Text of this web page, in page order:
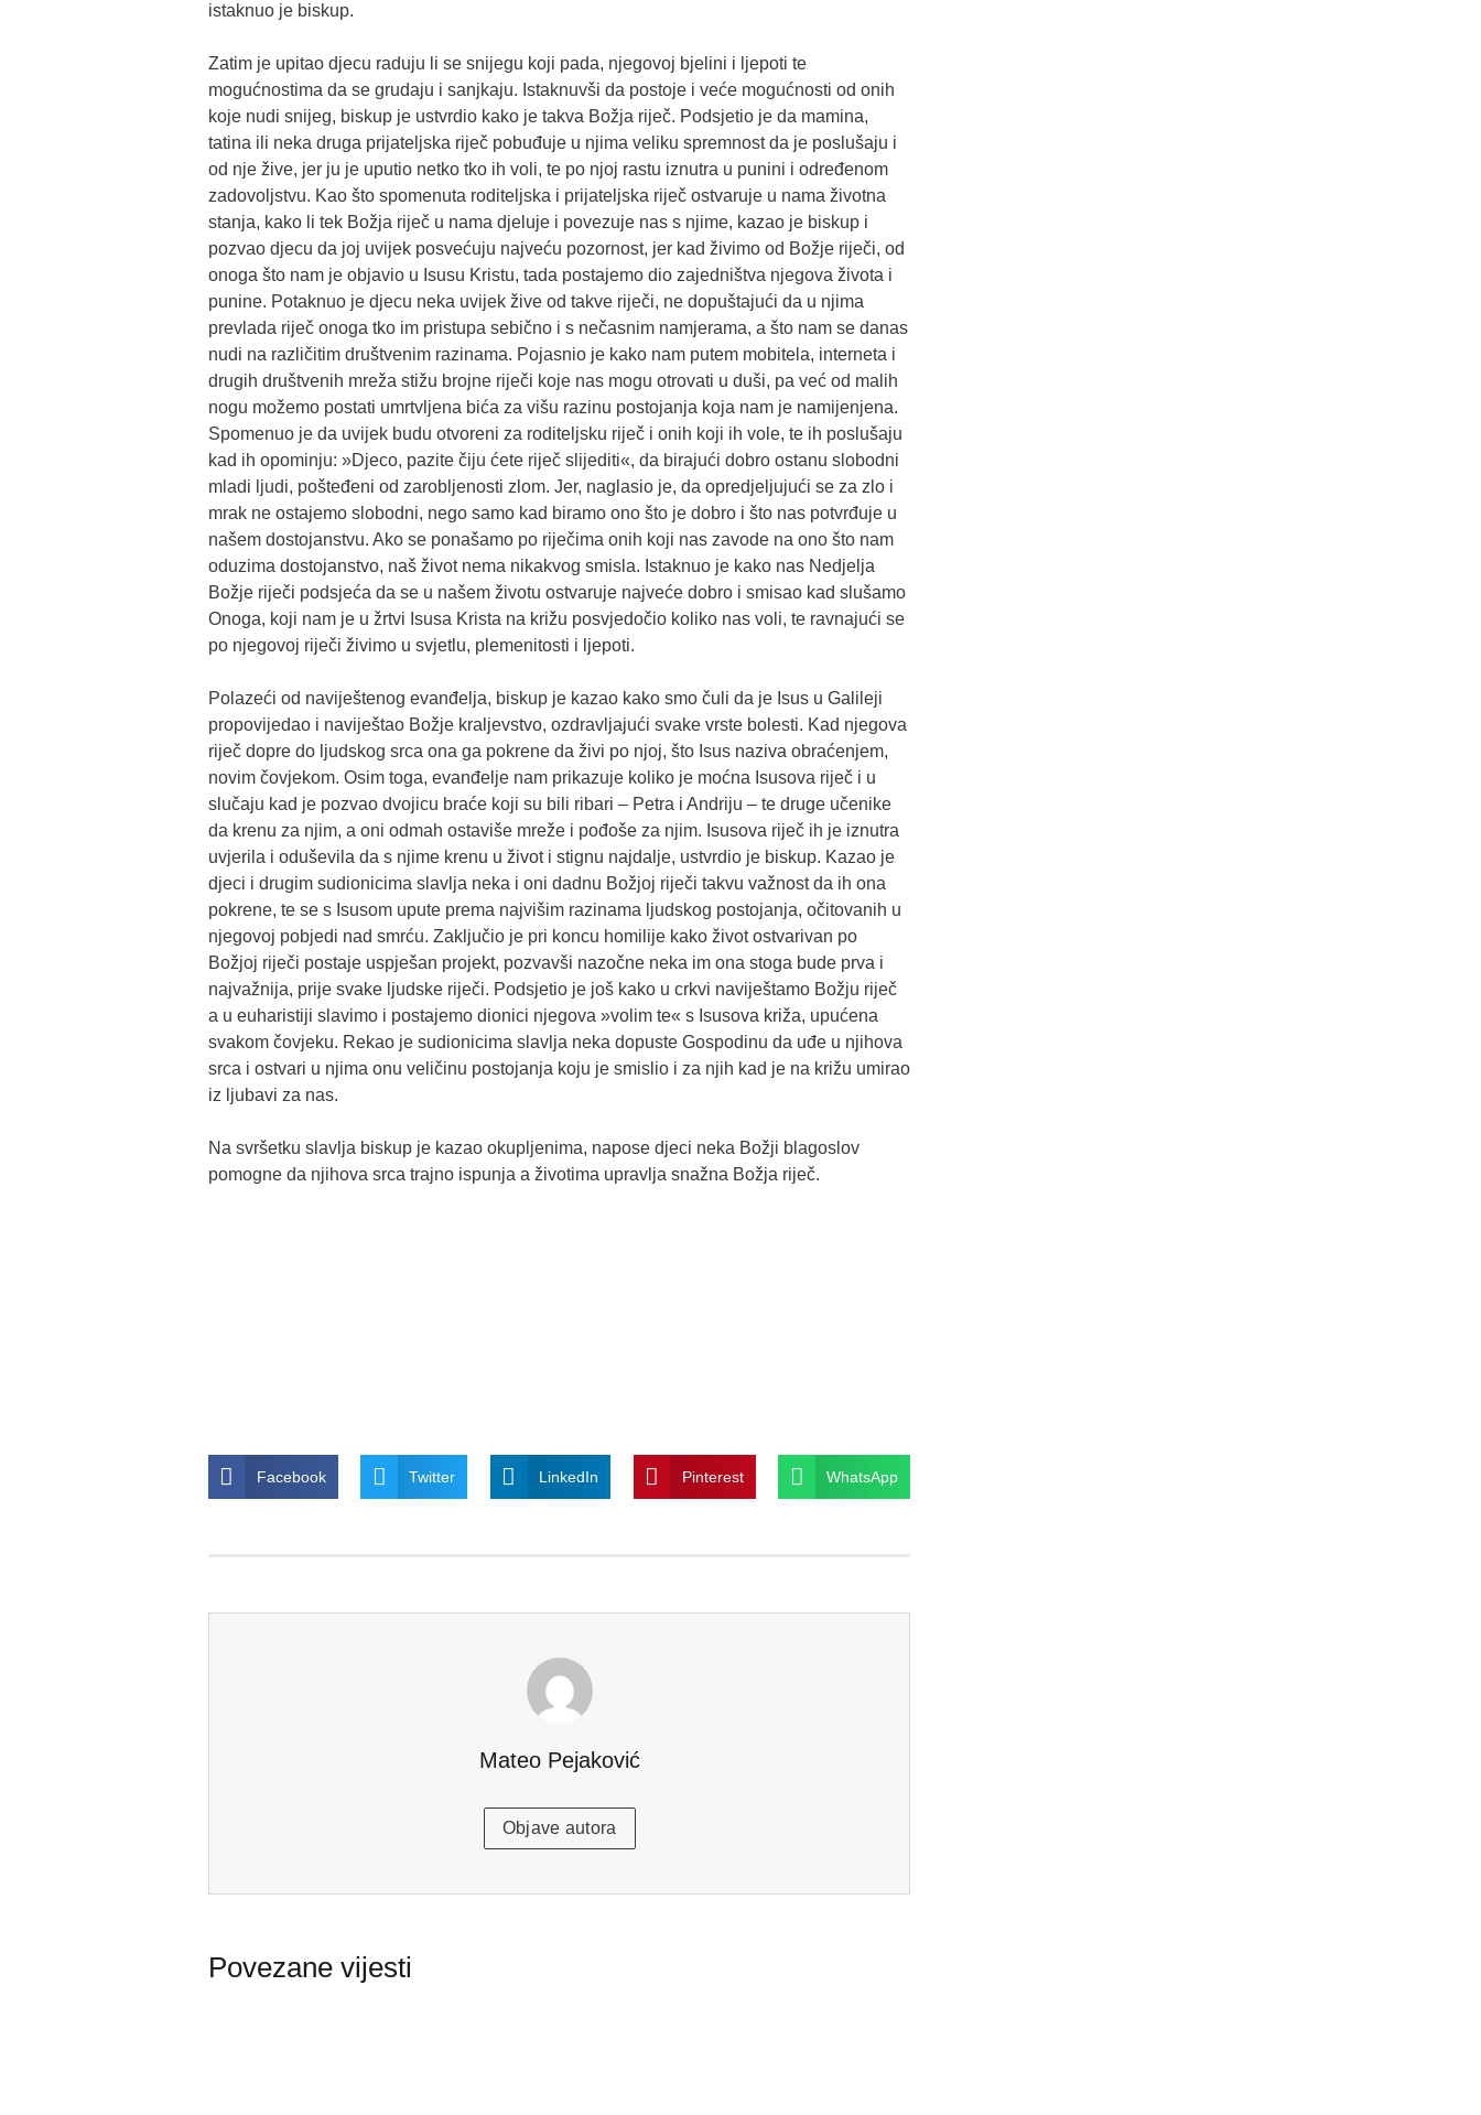
istaknuo je biskup.
Zatim je upitao djecu raduju li se snijegu koji pada, njegovoj bjelini i ljepoti te
mogućnostima da se grudaju i sanjkaju. Istaknuvši da postoje i veće mogućnosti od onih
koje nudi snijeg, biskup je ustvrdio kako je takva Božja riječ. Podsjetio je da mamina,
tatina ili neka druga prijateljska riječ pobuđuje u njima veliku spremnost da je poslušaju i
od nje žive, jer ju je uputio netko tko ih voli, te po njoj rastu iznutra u punini i određenom
zadovoljstvu. Kao što spomenuta roditeljska i prijateljska riječ ostvaruje u nama životna
stanja, kako li tek Božja riječ u nama djeluje i povezuje nas s njime, kazao je biskup i
pozvao djecu da joj uvijek posvećuju najveću pozornost, jer kad živimo od Božje riječi, od
onoga što nam je objavio u Isusu Kristu, tada postajemo dio zajedništva njegova života i
punine. Potaknuo je djecu neka uvijek žive od takve riječi, ne dopuštajući da u njima
prevlada riječ onoga tko im pristupa sebično i s nečasnim namjerama, a što nam se danas
nudi na različitim društvenim razinama. Pojasnio je kako nam putem mobitela, interneta i
drugih društvenih mreža stižu brojne riječi koje nas mogu otrovati u duši, pa već od malih
nogu možemo postati umrtvljena bića za višu razinu postojanja koja nam je namijenjena.
Spomenuo je da uvijek budu otvoreni za roditeljsku riječ i onih koji ih vole, te ih poslušaju
kad ih opominju: »Djeco, pazite čiju ćete riječ slijediti«, da birajući dobro ostanu slobodni
mladi ljudi, pošteđeni od zarobljenosti zlom. Jer, naglasio je, da opredjeljujući se za zlo i
mrak ne ostajemo slobodni, nego samo kad biramo ono što je dobro i što nas potvrđuje u
našem dostojanstvu. Ako se ponašamo po riječima onih koji nas zavode na ono što nam
oduzima dostojanstvo, naš život nema nikakvog smisla. Istaknuo je kako nas Nedjelja
Božje riječi podsjeća da se u našem životu ostvaruje najveće dobro i smisao kad slušamo
Onoga, koji nam je u žrtvi Isusa Krista na križu posvjedočio koliko nas voli, te ravnajući se
po njegovoj riječi živimo u svjetlu, plemenitosti i ljepoti.
Polazeći od naviještenog evanđelja, biskup je kazao kako smo čuli da je Isus u Galileji
propovijedao i naviještao Božje kraljevstvo, ozdravljajući svake vrste bolesti. Kad njegova
riječ dopre do ljudskog srca ona ga pokrene da živi po njoj, što Isus naziva obraćenjem,
novim čovjekom. Osim toga, evanđelje nam prikazuje koliko je moćna Isusova riječ i u
slučaju kad je pozvao dvojicu braće koji su bili ribari – Petra i Andriju – te druge učenike
da krenu za njim, a oni odmah ostaviše mreže i pođoše za njim. Isusova riječ ih je iznutra
uvjerila i oduševila da s njime krenu u život i stignu najdalje, ustvrdio je biskup. Kazao je
djeci i drugim sudionicima slavlja neka i oni dadnu Božjoj riječi takvu važnost da ih ona
pokrene, te se s Isusom upute prema najvišim razinama ljudskog postojanja, očitovanih u
njegovoj pobjedi nad smrću. Zaključio je pri koncu homilije kako život ostvarivan po
Božjoj riječi postaje uspješan projekt, pozvavši nazočne neka im ona stoga bude prva i
najvažnija, prije svake ljudske riječi. Podsjetio je još kako u crkvi naviještamo Božju riječ
a u euharistiji slavimo i postajemo dionici njegova »volim te« s Isusova križa, upućena
svakom čovjeku. Rekao je sudionicima slavlja neka dopuste Gospodinu da uđe u njihova
srca i ostvari u njima onu veličinu postojanja koju je smislio i za njih kad je na križu umirao
iz ljubavi za nas.
Na svršetku slavlja biskup je kazao okupljenima, napose djeci neka Božji blagoslov
pomogne da njihova srca trajno ispunja a životima upravlja snažna Božja riječ.
Facebook Twitter LinkedIn Pinterest WhatsApp
Mateo Pejaković
Objave autora
Povezane vijesti